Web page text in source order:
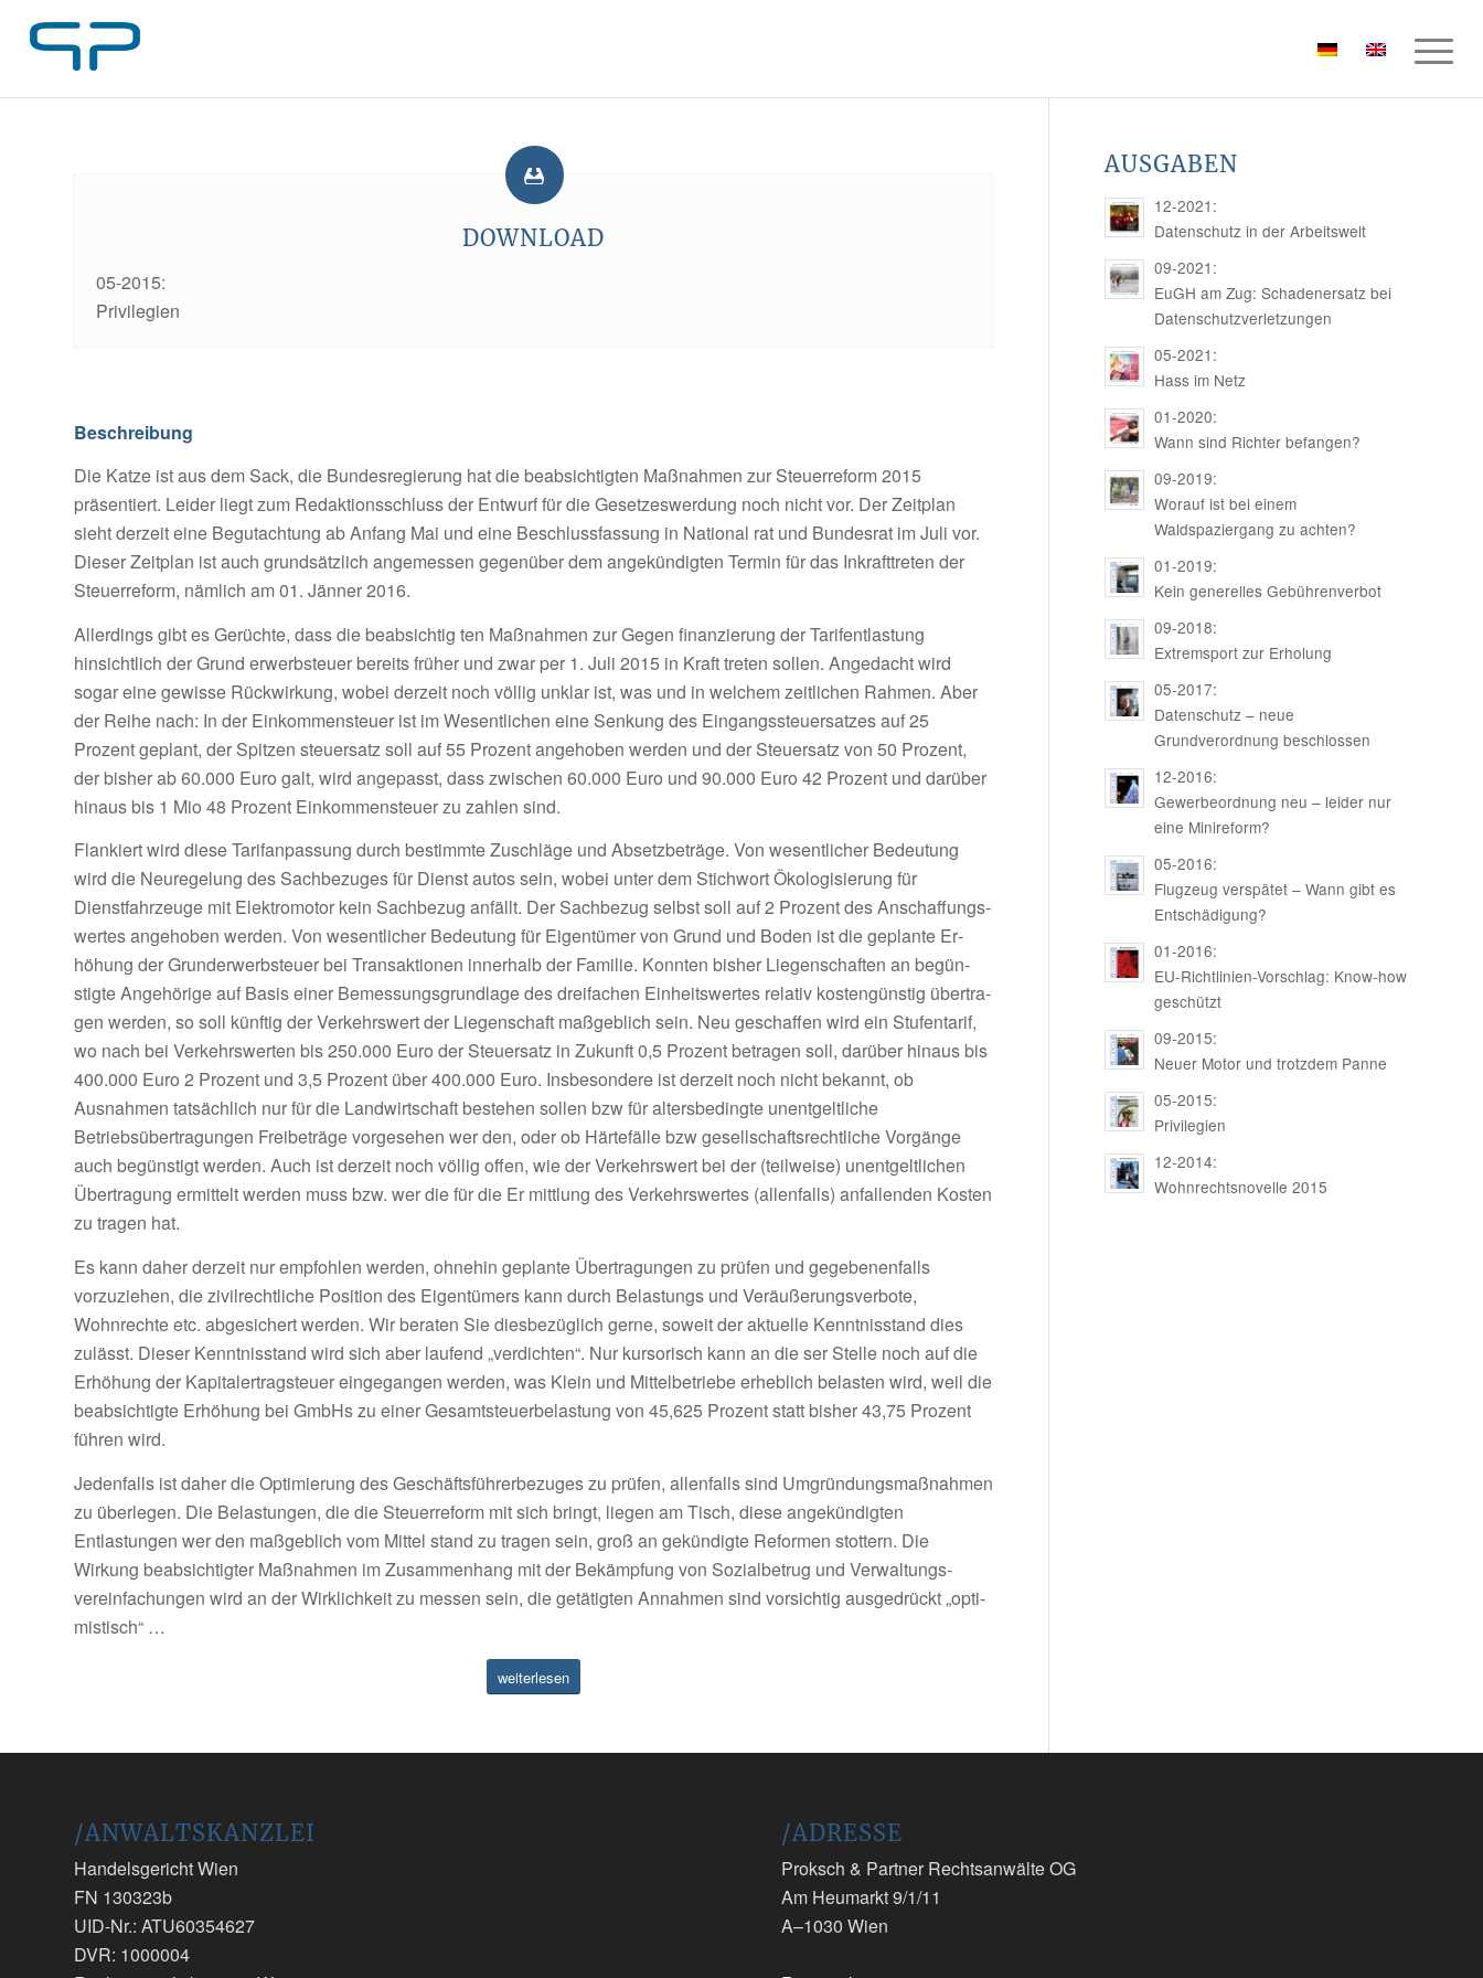
DOWNLOAD
05-2015:
Privilegien
Beschreibung
Die Katze ist aus dem Sack, die Bundesregierung hat die beabsichtigten Maßnah­men zur Steuerreform 2015
präsentiert. Leider liegt zum Redaktionsschluss der Ent­wurf für die Gesetzeswerdung noch nicht vor. Der Zeitplan
sieht derzeit eine Begutach­tung ab Anfang Mai und eine Beschlussfassung in National­ rat und Bundesrat im Juli vor.
Dieser Zeitplan ist auch grundsätzlich angemessen gegen­über dem angekündigten Ter­min für das Inkrafttreten der
Steuerreform, nämlich am 01. Jänner 2016.
Allerdings gibt es Gerüchte, dass die beabsichtig­ ten Maßnahmen zur Gegen­ finanzierung der Tarifentla­stung
hinsichtlich der Grund­ erwerbsteuer bereits früher und zwar per 1. Juli 2015 in Kraft treten sollen. Angedacht wird
sogar eine gewisse Rückwir­kung, wobei derzeit noch völlig unklar ist, was und in welchem zeitlichen Rahmen. Aber
der Reihe nach: In der Einkommensteuer ist im Wesentlichen eine Senkung des Eingangssteuersatzes auf 25
Prozent geplant, der Spitzen­ steuersatz soll auf 55 Prozent angehoben werden und der Steuersatz von 50 Prozent,
der bisher ab 60.000 Euro galt, wird angepasst, dass zwischen 60.000 Euro und 90.000 Eu­ro 42 Prozent und darüber
hi­naus bis 1 Mio 48 Prozent Ein­kommensteuer zu zahlen sind.
Flankiert wird diese Tarifan­passung durch bestimmte Zu­schläge und Absetzbeträge. Von wesentlicher Bedeu­tung
wird die Neuregelung des Sachbezuges für Dienst­ autos sein, wobei unter dem Stichwort Ökologisierung für
Dienstfahrzeuge mit Elektro­motor kein Sachbezug anfällt. Der Sachbezug selbst soll auf 2 Prozent des Anschaffungs­
wertes angehoben werden. Von wesentlicher Bedeutung für Eigentümer von Grund und Boden ist die geplante Er­
höhung der Grunderwerbsteu­er bei Transaktionen inner­halb der Familie. Konnten bis­her Liegenschaften an begün­
stigte Angehörige auf Basis ei­ner Bemessungsgrundlage des dreifachen Einheitswertes relativ kostengünstig übertra­
gen werden, so soll künftig der Verkehrswert der Liegenschaft maßgeblich sein. Neu geschaf­fen wird ein Stufentarif,
wo­ nach bei Verkehrswerten bis 250.000 Euro der Steuersatz in Zukunft 0,5 Prozent betra­gen soll, darüber hinaus bis
400.000 Euro 2 Prozent und 3,5 Prozent über 400.000 Euro. Insbesondere ist derzeit noch nicht bekannt, ob
Ausnahmen tatsächlich nur für die Land­wirtschaft bestehen sollen bzw für altersbedingte unentgeltliche
Betriebsübertragungen Freibeträge vorgesehen wer­ den, oder ob Härtefälle bzw gesellschaftsrechtliche Vorgän­ge
auch begünstigt werden. Auch ist derzeit noch völlig of­fen, wie der Verkehrswert bei der (teilweise) unentgeltlichen
Übertragung ermittelt werden muss bzw. wer die für die Er­ mittlung des Verkehrswertes (allenfalls) anfallenden Kosten
zu tragen hat.
Es kann daher derzeit nur empfohlen werden, ohnehin geplante Übertragungen zu prüfen und gegebenenfalls
vorzuziehen, die zivilrechtliche Position des Eigentümers kann durch Belastungs­ und Veräu­ßerungsverbote,
Wohnrechte etc. abgesichert werden. Wir beraten Sie diesbezüglich ger­ne, soweit der aktuelle Kennt­nisstand dies
zulässt. Dieser Kenntnisstand wird sich aber laufend „verdichten“. Nur kursorisch kann an die­ ser Stelle noch auf die
Erhö­hung der Kapitalertragsteu­er eingegangen werden, was Klein­ und Mittelbetriebe er­heblich belasten wird, weil die
beabsichtigte Erhöhung bei GmbHs zu einer Gesamtsteu­erbelastung von 45,625 Pro­zent statt bisher 43,75 Prozent
führen wird.
Jedenfalls ist da­her die Optimierung des Ge­schäftsführerbezuges zu prü­fen, allenfalls sind Umgründungsmaßnahmen
zu überle­gen. Die Belastungen, die die Steuerreform mit sich bringt, liegen am Tisch, diese ange­kündigten
Entlastungen wer­ den maßgeblich vom Mittel­ stand zu tragen sein, groß an­ gekündigte Reformen stottern. Die
Wirkung beabsichtigter Maßnahmen im Zusammen­hang mit der Bekämpfung von Sozialbetrug und Verwaltungs­
vereinfachungen wird an der Wirklichkeit zu messen sein, die getätigten Annahmen sind vorsichtig ausgedrückt „opti­
mistisch“ …
weiterlesen
AUSGABEN
12-2021:
Datenschutz in der Arbeitswelt
09-2021:
EuGH am Zug: Schadenersatz bei
Datenschutzverletzungen
05-2021:
Hass im Netz
01-2020:
Wann sind Richter befangen?
09-2019:
Worauf ist bei einem
Waldspaziergang zu achten?
01-2019:
Kein generelles Gebührenverbot
09-2018:
Extremsport zur Erholung
05-2017:
Datenschutz – neue
Grundverordnung beschlossen
12-2016:
Gewerbeordnung neu – leider nur
eine Minireform?
05-2016:
Flugzeug verspätet – Wann gibt es
Entschädigung?
01-2016:
EU-Richtlinien-Vorschlag: Know-how
geschützt
09-2015:
Neuer Motor und trotzdem Panne
05-2015:
Privilegien
12-2014:
Wohnrechtsnovelle 2015
/ANWALTSKANZLEI
Handelsgericht Wien
FN 130323b
UID-Nr.: ATU60354627
DVR: 1000004
/ADRESSE
Proksch & Partner Rechtsanwälte OG
Am Heumarkt 9/1/11
A–1030 Wien